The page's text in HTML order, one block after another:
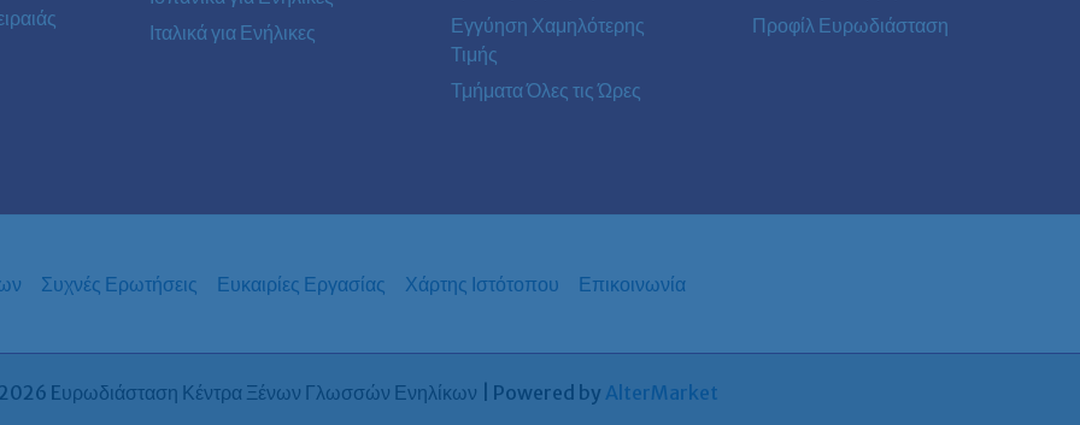
Ιταλικά για Ενήλικες
Εγγύηση Χαμηλότερης
Τιμής
Τμήματα Όλες τις Ώρες
Προφίλ Ευρωδιάσταση
Συχνές Ερωτήσεις Ευκαιρίες Εργασίας Χάρτης Ιστότοπου Επικοινωνία
Eυρωδιάσταση Κέντρα Ξένων Γλωσσών Ενηλίκων | Powered by AlterMarket